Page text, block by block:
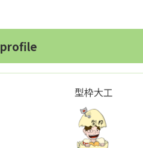
profile
型枠大工